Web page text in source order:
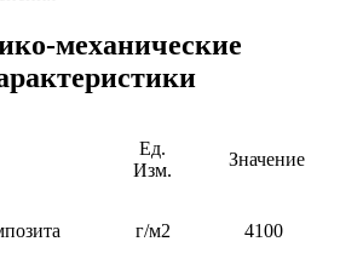
механические
Ед.
Изм.
Значение
г/м2 4100